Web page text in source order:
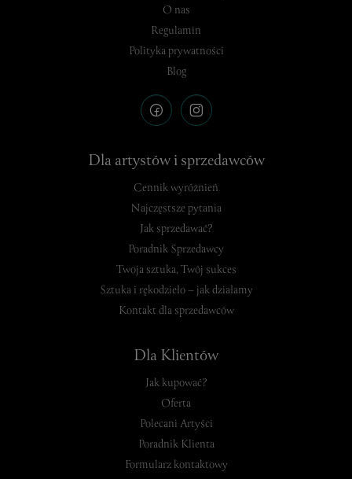
O nas
Regulamin
Polityka prywatności
Blog
Dla artystów i sprzedawców
Cennik wyróżnień
Najczęstsze pytania
Jak sprzedawać?
Poradnik Sprzedawcy
Twoja sztuka, Twój sukces
Sztuka i rękodzieło – jak działamy
Kontakt dla sprzedawców
Dla Klientów
Jak kupować?
Oferta
Polecani Artyści
Poradnik Klienta
Formularz kontaktowy